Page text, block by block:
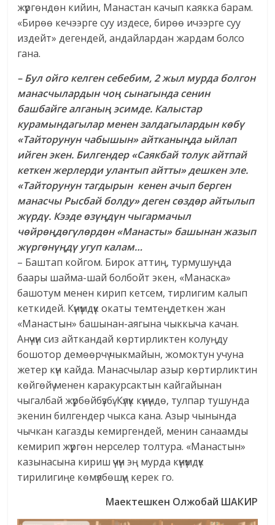
жүргөндөн кийин, Манастан качып каякка барам.
«Бирөө кечээрге суу издесе, бирөө ичээрге суу
издейт» дегендей, андайлардан жардам болсо
гана.
– Бул ойго келген себебим, 2 жыл мурда болгон
манасчылардын чоң сынагында сенин
башбайге алганың эсимде. Калыстар
курамындагылар менен залдагылардын көбү
«Тайторунун чабышын» айтканыңда ыйлап
ийген экен. Билгендер «Саякбай толук айтпай
кеткен жерлерди улантып айтты» дешкен эле.
«Тайторунун тагдырын кенен ачып берген
манасчы Рысбай болду» деген сөздөр айтылып
жүрдү. Кээде өзүңдүн чыгармачыл
чөйрөңдөгүлөрдөн «Манасты» башынан жазып
жүргөнүңдү угуп калам…
– Баштап койгом. Бирок аттиң, турмушуңда
баары шайма-шай болбойт экен, «Манаска»
башотум менен кирип кетсем, тирлигим калып
кеткидей. Күнүмдүк окаты темтеңдеткен жан
«Манастын» башынан-аягына чыккыча качан.
Анүчүн сиз айткандай көртирликтен колуңду
бошотор демөөрчү чыкмайын, жомоктун учуна
жетер күн кайда. Манасчылар азыр көртирликтин
көйгөйү менен каракурсактын кайгайынан
чыгалбай жүрбөйбүзбү. Күлүк күнүндө, тулпар тушунда
экенин билгендер чыкса кана. Азыр чынында
чычкан кагазды кемиргендей, менин санаамды
кемирип жүргөн нерселер толтура. «Манастын»
казынасына кириш үчүн эң мурда күнүмдүк
тирилигиңе көмүлбөшүң керек го.
Маектешкен Олжобай ШАКИР